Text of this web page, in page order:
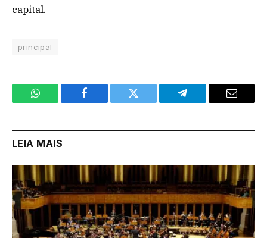
capital.
principal
WhatsApp Facebook Twitter Telegram Email
LEIA MAIS